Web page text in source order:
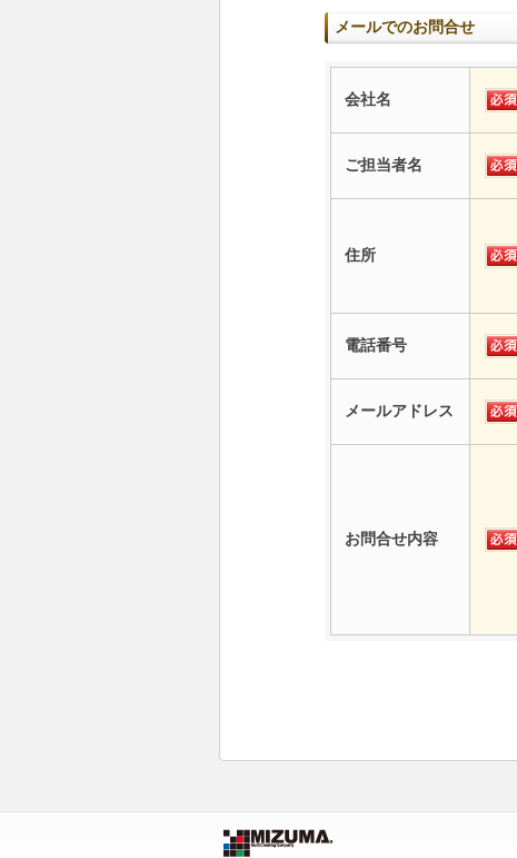
メールでのお問合せ
会社名
ご担当者名
住所
電話番号
メールアドレス
お問合せ内容